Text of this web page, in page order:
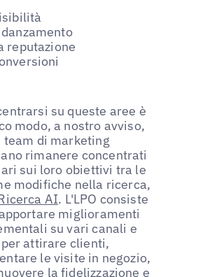
reputazione
su queste aree è
modo, a nostro avviso,
team di marketing
rimanere concentrati
sui loro obiettivi tra le
modifiche nella ricerca,
AI. L'LPO consiste
miglioramenti
su vari canali e
attirare clienti,
le visite in negozio,
la fidelizzazione e